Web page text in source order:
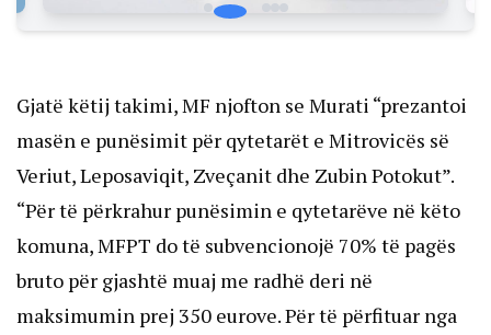
Gjatë këtij takimi, MF njofton se Murati “prezantoi
masën e punësimit për qytetarët e Mitrovicës së
Veriut, Leposaviqit, Zveçanit dhe Zubin Potokut”.
“Për të përkrahur punësimin e qytetarëve në këto
komuna, MFPT do të subvencionojë 70% të pagës
bruto për gjashtë muaj me radhë deri në
maksimumin prej 350 eurove. Për të përfituar nga